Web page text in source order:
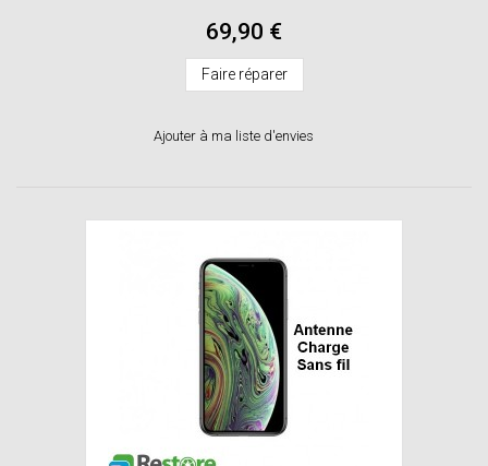
69,90 €
Faire réparer
Ajouter à ma liste d'envies